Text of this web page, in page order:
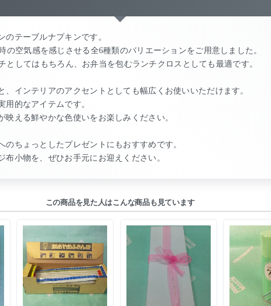
テーブルナプキンです。
の空気感を感じさせる全6種類のバリエーションをご用意しました。
としてはもちろん、お弁当を包むランチクロスとしても最適です。
インテリアのアクセントとしても幅広くお使いいただけます。
用的なアイテムです。
える鮮やかな色使いをお楽しみください。
ちょっとしたプレゼントにもおすすめです。
小物を、ぜひお手元にお迎えください。
この商品を見た人はこんな商品も見ています